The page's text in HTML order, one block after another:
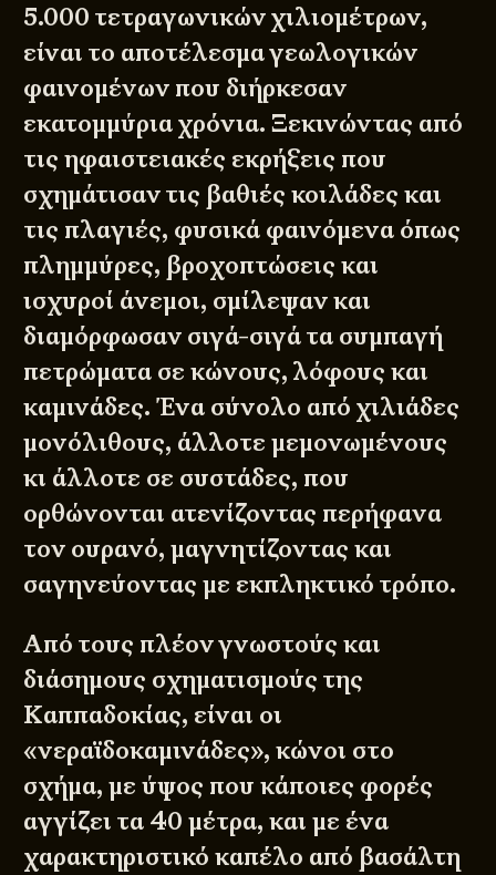
5.000 τετραγωνικών χιλιομέτρων,
είναι το αποτέλεσμα γεωλογικών
φαινομένων που διήρκεσαν
εκατομμύρια χρόνια. Ξεκινώντας από
τις ηφαιστειακές εκρήξεις που
σχημάτισαν τις βαθιές κοιλάδες και
τις πλαγιές, φυσικά φαινόμενα όπως
πλημμύρες, βροχοπτώσεις και
ισχυροί άνεμοι, σμίλεψαν και
διαμόρφωσαν σιγά-σιγά τα συμπαγή
πετρώματα σε κώνους, λόφους και
καμινάδες. Ένα σύνολο από χιλιάδες
μονόλιθους, άλλοτε μεμονωμένους
κι άλλοτε σε συστάδες, που
ορθώνονται ατενίζοντας περήφανα
τον ουρανό, μαγνητίζοντας και
σαγηνεύοντας με εκπληκτικό τρόπο.
Από τους πλέον γνωστούς και
διάσημους σχηματισμούς της
Καππαδοκίας, είναι οι
«νεραϊδοκαμινάδες», κώνοι στο
σχήμα, με ύψος που κάποιες φορές
αγγίζει τα 40 μέτρα, και με ένα
χαρακτηριστικό καπέλο από βασάλτη